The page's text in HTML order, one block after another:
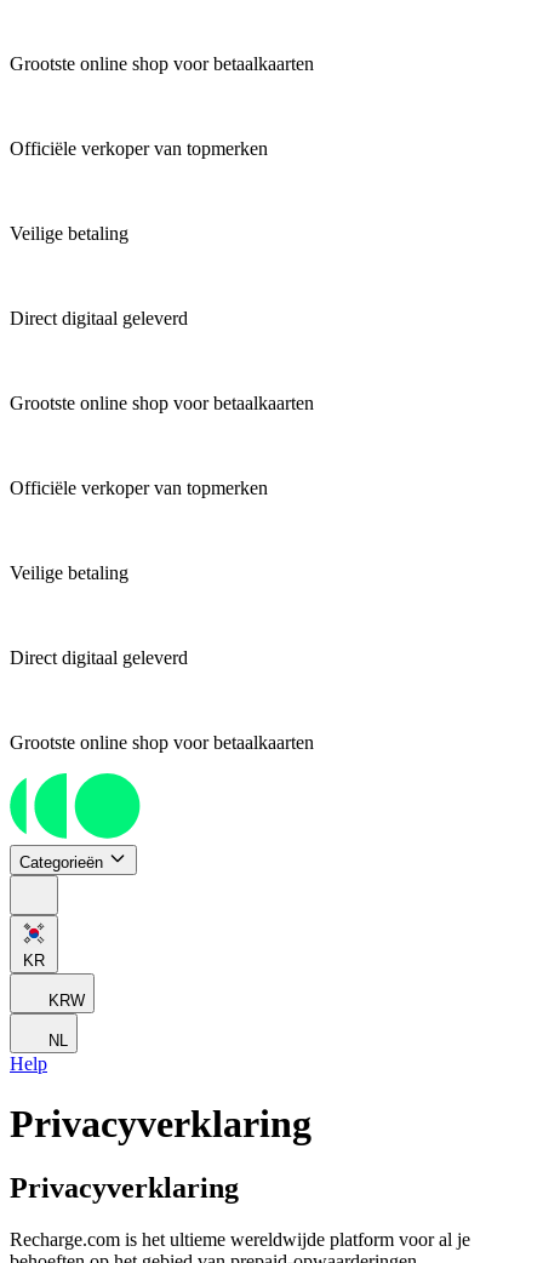
Grootste online shop voor betaalkaarten
Officiële verkoper van topmerken
Veilige betaling
Direct digitaal geleverd
Grootste online shop voor betaalkaarten
Officiële verkoper van topmerken
Veilige betaling
Direct digitaal geleverd
Grootste online shop voor betaalkaarten
Categorieën
KR
KRW
NL
Help
Privacyverklaring
Privacyverklaring
Recharge.com is het ultieme wereldwijde platform voor al je